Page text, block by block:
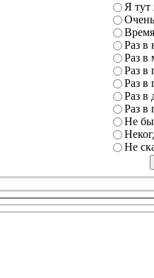
Я тут
Раз в
Раз в
Раз в
Раз в
Раз в
Раз в
Не
Не